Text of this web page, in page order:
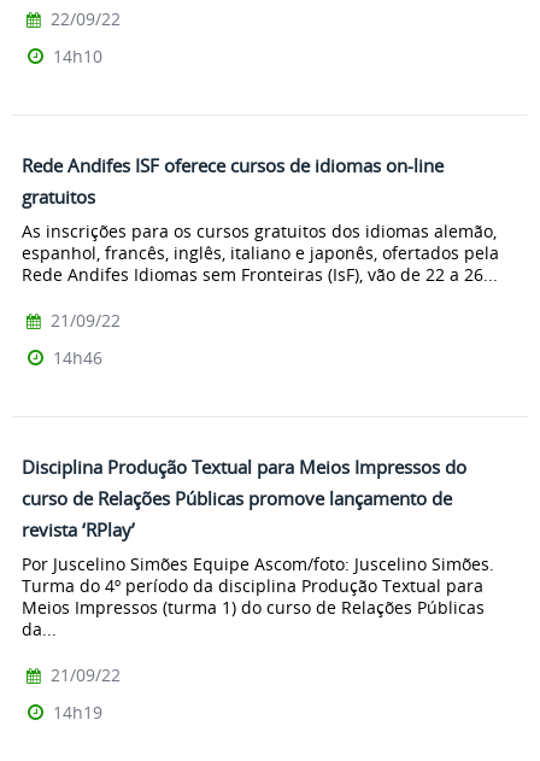
22/09/22
14h10
Rede Andifes ISF oferece cursos de idiomas on-line
gratuitos
As inscrições para os cursos gratuitos dos idiomas alemão,
espanhol, francês, inglês, italiano e japonês, ofertados pela
Rede Andifes Idiomas sem Fronteiras (IsF), vão de 22 a 26...
21/09/22
14h46
Disciplina Produção Textual para Meios Impressos do
curso de Relações Públicas promove lançamento de
revista ‘RPlay’
Por Juscelino Simões Equipe Ascom/foto: Juscelino Simões.
Turma do 4º período da disciplina Produção Textual para
Meios Impressos (turma 1) do curso de Relações Públicas
da...
21/09/22
14h19